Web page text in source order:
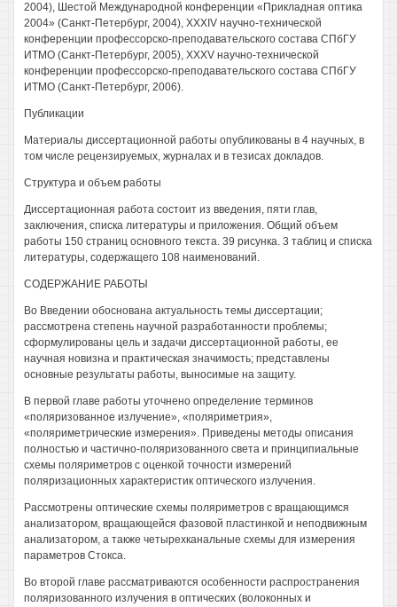
2004), Шестой Международной конференции «Прикладная оптика
2004» (Санкт-Петербург, 2004), XXXIV научно-технической
конференции профессорско-преподавательского состава СПбГУ
ИТМО (Санкт-Петербург, 2005), XXXV научно-технической
конференции профессорско-преподавательского состава СПбГУ
ИТМО (Санкт-Петербург, 2006).
Публикации
Материалы диссертационной работы опубликованы в 4 научных, в
том числе рецензируемых, журналах и в тезисах докладов.
Структура и объем работы
Диссертационная работа состоит из введения, пяти глав,
заключения, списка литературы и приложения. Общий объем
работы 150 страниц основного текста. 39 рисунка. 3 таблиц и списка
литературы, содержащего 108 наименований.
СОДЕРЖАНИЕ РАБОТЫ
Во Введении обоснована актуальность темы диссертации;
рассмотрена степень научной разработанности проблемы;
сформулированы цель и задачи диссертационной работы, ее
научная новизна и практическая значимость; представлены
основные результаты работы, выносимые на защиту.
В первой главе работы уточнено определение терминов
«поляризованное излучение», «поляриметрия»,
«поляриметрические измерения». Приведены методы описания
полностью и частично-поляризованного света и принципиальные
схемы поляриметров с оценкой точности измерений
поляризационных характеристик оптического излучения.
Рассмотрены оптические схемы поляриметров с вращающимся
анализатором, вращающейся фазовой пластинкой и неподвижным
анализатором, а также четырехканальные схемы для измерения
параметров Стокса.
Во второй главе рассматриваются особенности распространения
поляризованного излучения в оптических (волоконных и